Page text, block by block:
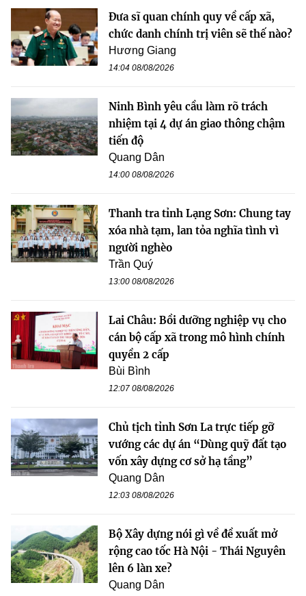
Đưa sĩ quan chính quy về cấp xã,
chức danh chính trị viên sẽ thế nào?
Hương Giang
14:04 08/08/2026
Ninh Bình yêu cầu làm rõ trách
nhiệm tại 4 dự án giao thông chậm
tiến độ
Quang Dân
14:00 08/08/2026
Thanh tra tỉnh Lạng Sơn: Chung tay
xóa nhà tạm, lan tỏa nghĩa tình vì
người nghèo
Trần Quý
13:00 08/08/2026
Lai Châu: Bồi dưỡng nghiệp vụ cho
cán bộ cấp xã trong mô hình chính
quyền 2 cấp
Bùi Bình
12:07 08/08/2026
Chủ tịch tỉnh Sơn La trực tiếp gỡ
vướng các dự án “Dùng quỹ đất tạo
vốn xây dựng cơ sở hạ tầng”
Quang Dân
12:03 08/08/2026
Bộ Xây dựng nói gì về đề xuất mở
rộng cao tốc Hà Nội - Thái Nguyên
lên 6 làn xe?
Quang Dân